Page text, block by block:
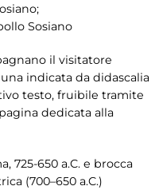
Sosiano
il visitatore
indicata da didascalia
testo, fruibile tramite
dedicata alla
725-650 a.C. e brocca
(700–650 a.C.)